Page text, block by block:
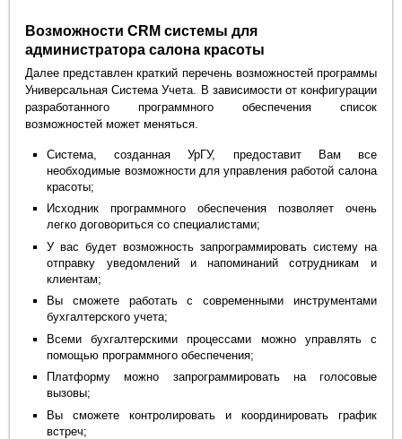
Возможности CRM системы для
администратора салона красоты
Далее представлен краткий перечень возможностей программы
Универсальная Система Учета. В зависимости от конфигурации
разработанного программного обеспечения список
возможностей может меняться.
Система, созданная УрГУ, предоставит Вам все
необходимые возможности для управления работой салона
красоты;
Исходник программного обеспечения позволяет очень
легко договориться со специалистами;
У вас будет возможность запрограммировать систему на
отправку уведомлений и напоминаний сотрудникам и
клиентам;
Вы сможете работать с современными инструментами
бухгалтерского учета;
Всеми бухгалтерскими процессами можно управлять с
помощью программного обеспечения;
Платформу можно запрограммировать на голосовые
вызовы;
Вы сможете контролировать и координировать график
встреч;